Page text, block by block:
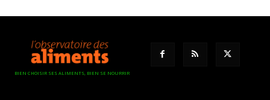
BIEN CHOISIR SES ALIMENTS, BIEN SE NOURRIR